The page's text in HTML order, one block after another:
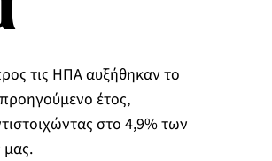
τις ΗΠΑ αυξήθηκαν το
έτος,
στο 4,9% των